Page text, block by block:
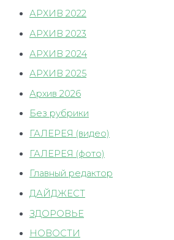
АРХИВ 2022
АРХИВ 2023
АРХИВ 2024
АРХИВ 2025
Архив 2026
Без рубрики
ГАЛЕРЕЯ (видео)
ГАЛЕРЕЯ (фото)
Главный редактор
ДАЙДЖЕСТ
ЗДОРОВЬЕ
НОВОСТИ